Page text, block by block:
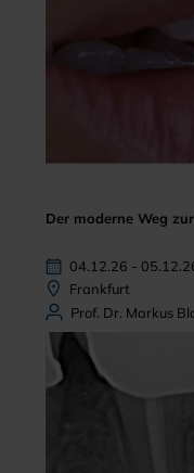
Der moderne Weg
04.12.26 -
Frankfurt
Prof. Dr. Markus